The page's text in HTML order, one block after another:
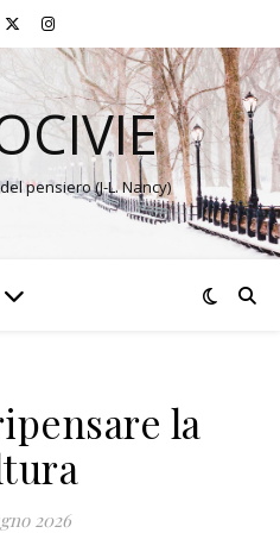
pensiero (J-L. Nancy)
la
2026